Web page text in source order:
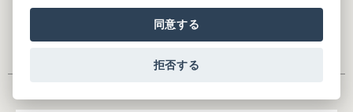
メールアドレス※
同意する
拒否する